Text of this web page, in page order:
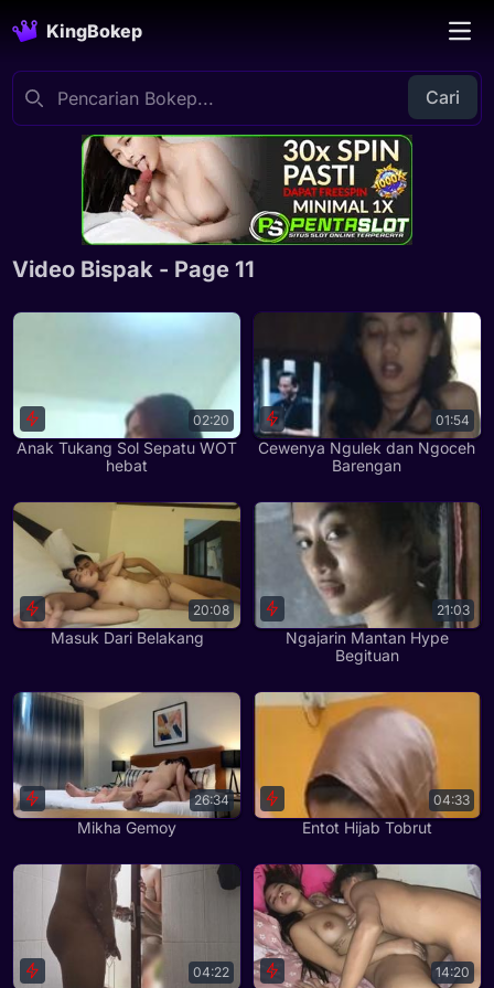
KingBokep
Cari
Video Bispak - Page 11
Anak Tukang Sol Sepatu WOT
hebat
02:20
Cewenya Ngulek dan Ngoceh
Barengan
01:54
Masuk Dari Belakang
20:08
Ngajarin Mantan Hype
Begituan
21:03
Mikha Gemoy
26:34
Entot Hijab Tobrut
04:33
04:22 14:20